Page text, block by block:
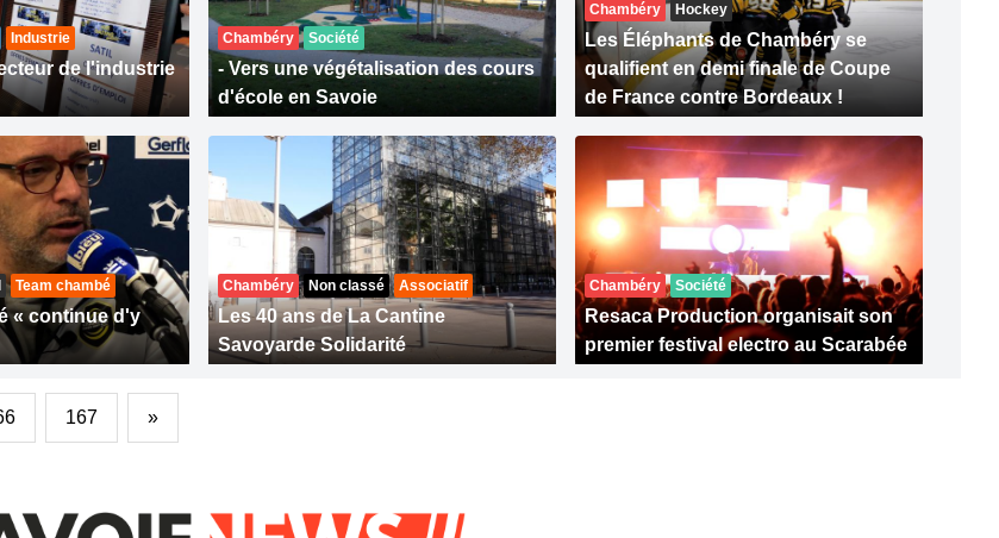
Industrie
de l'industrie
Chambéry Société
- Vers une végétalisation des cours
d'école en Savoie
Chambéry Hockey
Les Éléphants de Chambéry se
qualifient en demi finale de Coupe
de France contre Bordeaux !
Team chambé
« continue d'y
Chambéry Non classé Associatif
Les 40 ans de La Cantine
Savoyarde Solidarité
Chambéry Société
Resaca Production organisait son
premier festival electro au Scarabée
167 »